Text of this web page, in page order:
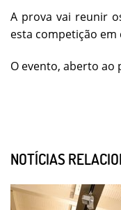
A prova vai reunir
esta competição
O evento, aberto ao
NOTÍCIAS